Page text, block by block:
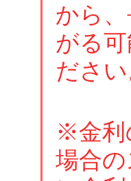
から
がる
ださい
※金利
場合